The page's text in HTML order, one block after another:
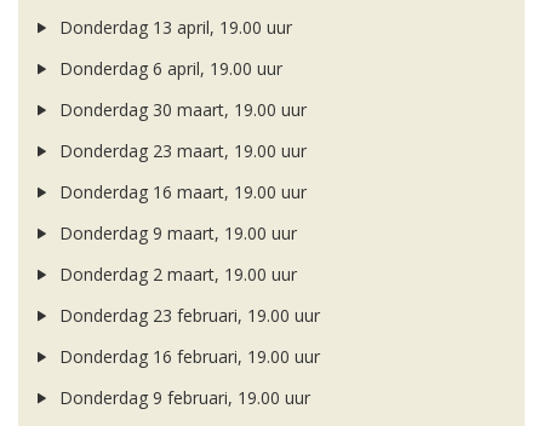
Donderdag 13 april, 19.00 uur
Donderdag 6 april, 19.00 uur
Donderdag 30 maart, 19.00 uur
Donderdag 23 maart, 19.00 uur
Donderdag 16 maart, 19.00 uur
Donderdag 9 maart, 19.00 uur
Donderdag 2 maart, 19.00 uur
Donderdag 23 februari, 19.00 uur
Donderdag 16 februari, 19.00 uur
Donderdag 9 februari, 19.00 uur